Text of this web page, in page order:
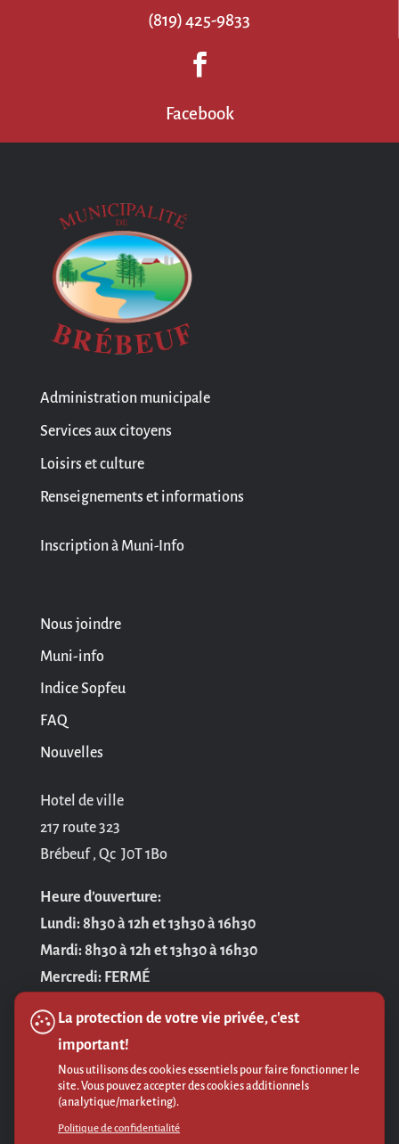
(819) 425-9833

Facebook
Administration municipale
Services aux citoyens
Loisirs et culture
Renseignements et informations
Inscription à Muni-Info
Nous joindre
Muni-info
Indice Sopfeu
FAQ
Nouvelles
Hotel de ville
217 route 323
Brébeuf , Qc J0T 1Bo
Heure d’ouverture:
Lundi: 8h30 à 12h et 13h30 à 16h30
Mardi: 8h30 à 12h et 13h30 à 16h30
Mercredi: FERMÉ
Vendredi: 8h30 à 12h
Politique de confidentialité
La protection de votre vie privée, c'est
important!
Nous utilisons des cookies essentiels pour faire fonctionner le
site. Vous pouvez accepter des cookies additionnels
(analytique/marketing).
Politique de confidentialité